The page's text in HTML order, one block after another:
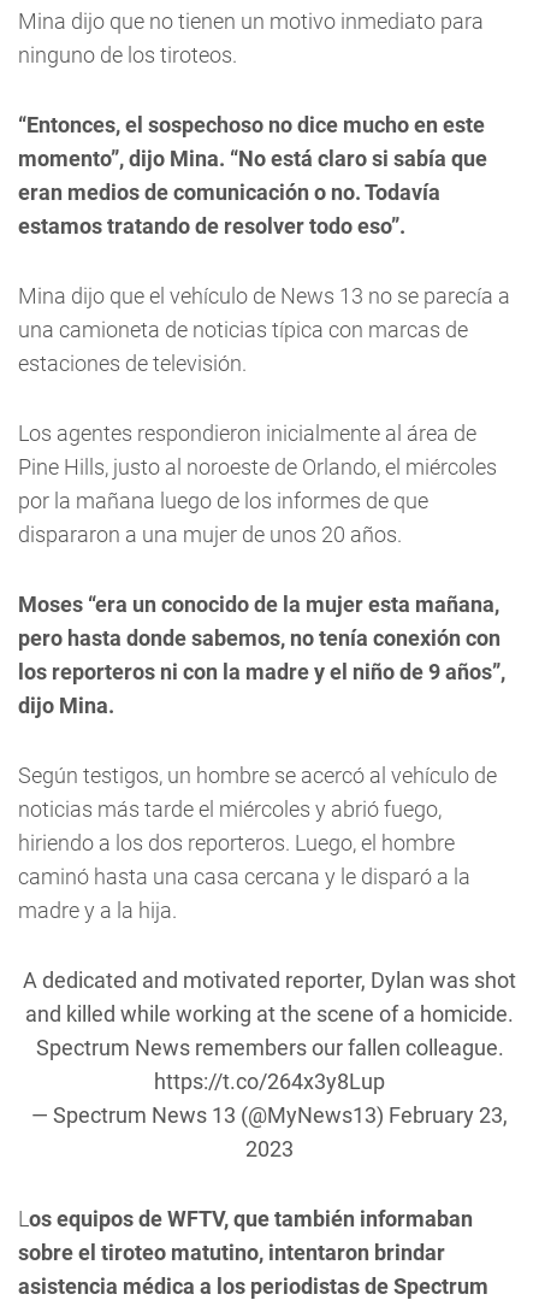
Mina dijo que no tienen un motivo inmediato para
ninguno de los tiroteos.
“Entonces, el sospechoso no dice mucho en este
momento”, dijo Mina. “No está claro si sabía que
eran medios de comunicación o no. Todavía
estamos tratando de resolver todo eso”.
Mina dijo que el vehículo de News 13 no se parecía a
una camioneta de noticias típica con marcas de
estaciones de televisión.
Los agentes respondieron inicialmente al área de
Pine Hills, justo al noroeste de Orlando, el miércoles
por la mañana luego de los informes de que
dispararon a una mujer de unos 20 años.
Moses “era un conocido de la mujer esta mañana,
pero hasta donde sabemos, no tenía conexión con
los reporteros ni con la madre y el niño de 9 años”,
dijo Mina.
Según testigos, un hombre se acercó al vehículo de
noticias más tarde el miércoles y abrió fuego,
hiriendo a los dos reporteros. Luego, el hombre
caminó hasta una casa cercana y le disparó a la
madre y a la hija.
A dedicated and motivated reporter, Dylan was shot
and killed while working at the scene of a homicide.
Spectrum News remembers our fallen colleague.
https://t.co/264x3y8Lup
— Spectrum News 13 (@MyNews13) February 23,
2023
L os equipos de WFTV, que también informaban
sobre el tiroteo matutino, intentaron brindar
asistencia médica a los periodistas de Spectrum